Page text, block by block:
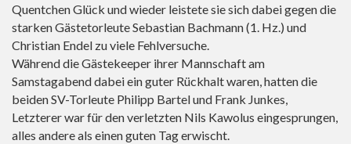
Quentchen Glück und wieder leistete sie sich dabei gegen die
starken Gästetorleute Sebastian Bachmann (1. Hz.) und
Christian Endel zu viele Fehlversuche.
Während die Gästekeeper ihrer Mannschaft am
Samstagabend dabei ein guter Rückhalt waren, hatten die
beiden SV-Torleute Philipp Bartel und Frank Junkes,
Letzterer war für den verletzten Nils Kawolus eingesprungen,
alles andere als einen guten Tag erwischt.